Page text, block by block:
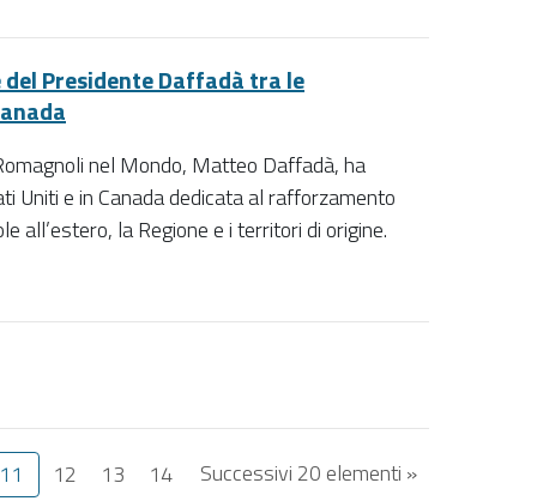
Presidente Daffadà tra le
nel Mondo, Matteo Daffadà, ha
Uniti e in Canada dedicata al rafforzamento
all’estero, la Regione e i territori di origine.
Successivi 20 elementi »
12 13 14